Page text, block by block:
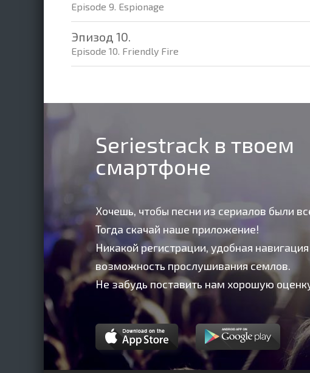
Episode 9. Espionage
Эпизод 10.
Episode 10. Friendly Fire
Seriestrack в твоем
смартфоне
Хочешь, чтобы песни из сериалов были
Тогда скачай наше приложение!
Никакой регистрации, удобная
возможность прослушивания семлов.
Не забудь поставить нам хорошую